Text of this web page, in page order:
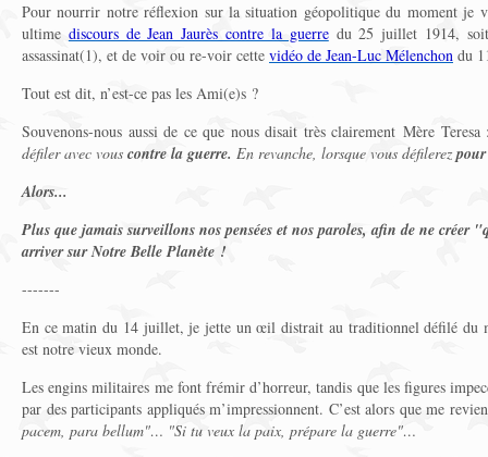
Pour nourrir notre réflexion sur la situation géopolitique du moment je
ultime discours de Jean Jaurès contre la guerredu 25 juillet 1914, soit
assassinat(1), et de voir ou re-voir cette vidéo de Jean-Luc Mélenchon du
Tout est dit, n’est-ce pas les Ami(e)s ?
Souvenons-nous aussi de ce que nous disait très clairement Mère
défiler avec vous contre la guerre. En revanche, lorsque vous défilerez
Alors...
Plus que jamais surveillons nos pensées et nos paroles, afin de ne créer
arriver sur Notre Belle Planète !
-------
En ce matin du 14 juillet, je jette un œil distrait au traditionnel défilé du
est notre vieux monde.
Les engins militaires me font frémir d’horreur, tandis que les figures
par des participants appliqués m’impressionnent. C’est alors que me
pacem, para bellum"… "Si tu veux la paix, prépare la guerre"…